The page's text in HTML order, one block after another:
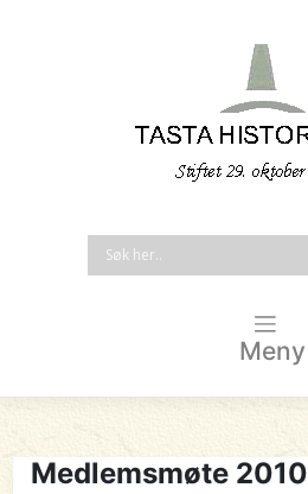
Meny
Medlemsmøte 2010